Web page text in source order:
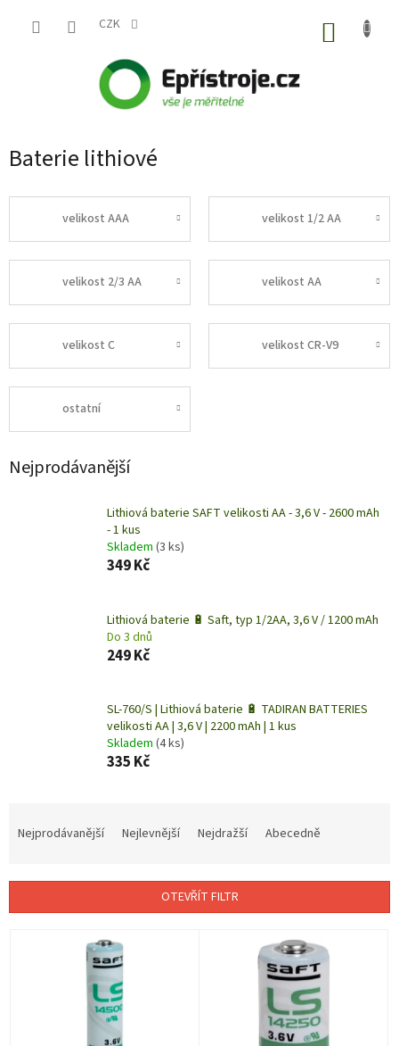
CZK
Baterie lithiové
velikost AAA velikost 1/2 AA
velikost 2/3 AA velikost AA
velikost C velikost CR-V9
ostatní
Nejprodávanější
Lithiová baterie SAFT velikosti AA - 3,6 V - 2600 mAh
- 1 kus
Skladem (3 ks)
349 Kč
Lithiová baterie 🔋 Saft, typ 1/2AA, 3,6 V / 1200 mAh
Do 3 dnů
249 Kč
SL-760/S | Lithiová baterie 🔋 TADIRAN BATTERIES
velikosti AA | 3,6 V | 2200 mAh | 1 kus
Skladem (4 ks)
335 Kč
í
Nejprodávanější Nejlevnější Nejdražší Abecedně
OTEVŘÍT FILTR